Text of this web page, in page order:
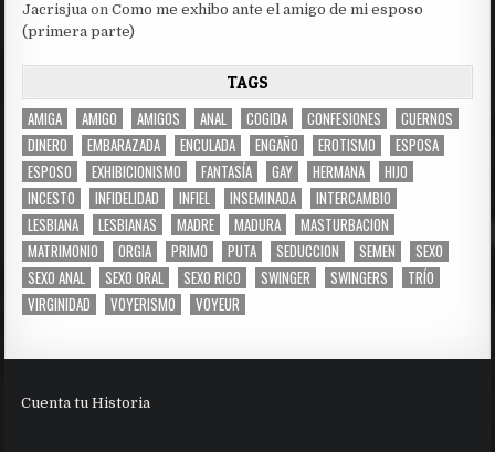
Jacrisjua onComo me exhibo ante el amigo de mi esposo
(primera parte)
TAGS
AMIGA AMIGO AMIGOS ANAL COGIDA CONFESIONES
CUERNOS
DINERO
EMBARAZADA ENCULADA ENGAÑO EROTISMO
ESPOSA
ESPOSO
EXHIBICIONISMO FANTASÍA GAY HERMANA
HIJO
INCESTO
INFIDELIDAD INFIEL INSEMINADA
INTERCAMBIO
LESBIANA
LESBIANAS MADRE MADURA
MASTURBACION
MATRIMONIO
ORGIA PRIMO PUTA SEDUCCION SEMEN
SEXO
SEXO ANAL
SEXO ORAL SEXO RICO SWINGER SWINGERS
TRÍO
VIRGINIDAD
VOYERISMO VOYEUR
Cuenta tu Historia